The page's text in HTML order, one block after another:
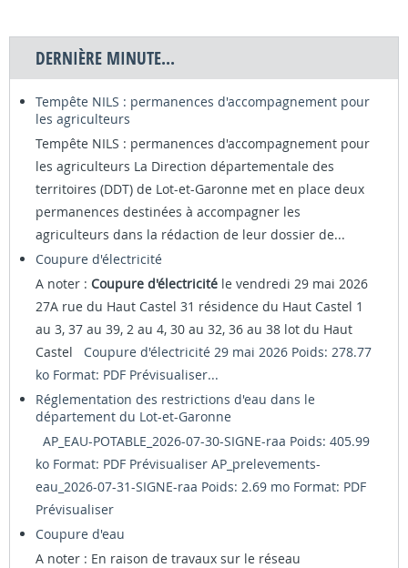
DERNIÈRE MINUTE...
Tempête NILS : permanences d'accompagnement pour
les agriculteurs
Tempête NILS : permanences d'accompagnement pour
les agriculteurs La Direction départementale des
territoires (DDT) de Lot-et-Garonne met en place deux
permanences destinées à accompagner les
agriculteurs dans la rédaction de leur dossier de...
Coupure d'électricité
A noter : Coupure d'électricité le vendredi 29 mai 2026
27A rue du Haut Castel 31 résidence du Haut Castel 1
au 3, 37 au 39, 2 au 4, 30 au 32, 36 au 38 lot du Haut
Castel Coupure d'électricité 29 mai 2026 Poids: 278.77
ko Format: PDF Prévisualiser...
Réglementation des restrictions d'eau dans le
département du Lot-et-Garonne
AP_EAU-POTABLE_2026-07-30-SIGNE-raa Poids: 405.99
ko Format: PDF Prévisualiser AP_prelevements-
eau_2026-07-31-SIGNE-raa Poids: 2.69 mo Format: PDF
Prévisualiser
Coupure d'eau
A noter : En raison de travaux sur le réseau